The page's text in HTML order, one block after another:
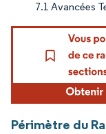
7.1 Avancées
Périmètre du